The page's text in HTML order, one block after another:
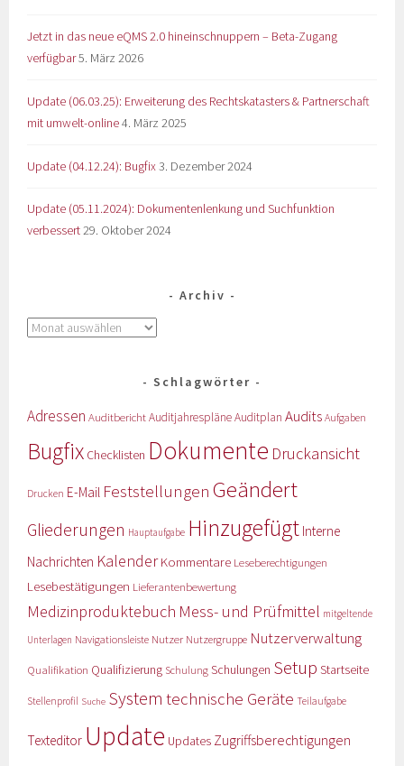
Jetzt in das neue eQMS 2.0 hineinschnuppern – Beta-Zugang
verfügbar5. März 2026
Update (06.03.25): Erweiterung des Rechtskatasters & Partnerschaft
mit umwelt-online4. März 2025
Update (04.12.24): Bugfix 3. Dezember 2024
Update (05.11.2024): Dokumentenlenkung und Suchfunktion
verbessert29. Oktober 2024
Archiv
Schlagwörter
Adressen AuditberichtAuditjahrespläneAuditplan Audits Aufgaben
Bugfix Checklisten Dokumente Druckansicht
Drucken E-Mail Feststellungen Geändert
Gliederungen Hauptaufgabe Hinzugefügt Interne
Nachrichten KalenderKommentare Leseberechtigungen
Lesebestätigungen Lieferantenbewertung
Medizinproduktebuch Mess- und Prüfmittel mitgeltende
Unterlagen Navigationsleiste Nutzer Nutzergruppe Nutzerverwaltung
Qualifikation Qualifizierung Schulung Schulungen Setup Startseite
Stellenprofil Suche System technische Geräte Teilaufgabe
Texteditor Update Updates Zugriffsberechtigungen